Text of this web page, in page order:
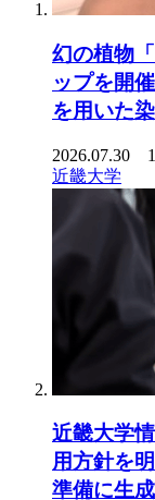
幻の植物
ップを開
を用いた
2026.07.30
近畿大学
近畿大学
用方針を
準備に生